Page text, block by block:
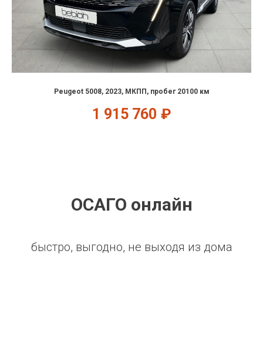
Peugeot 5008, 2023, МКПП, пробег 20100 км
1 915 760 ₽
ОСАГО онлайн
быстро, выгодно, не выходя из дома